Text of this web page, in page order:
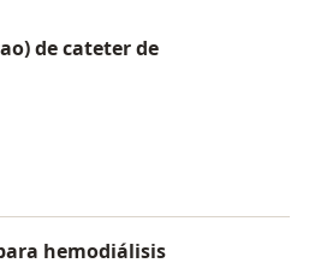
de cateter de
hemodiálisis